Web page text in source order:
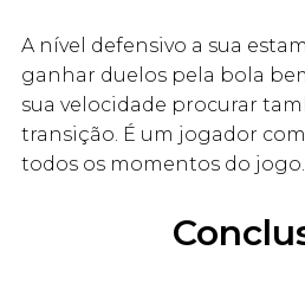
A nível defensivo a sua
ganhar duelos pela bola
sua velocidade procurar
transição. É um jogador
todos os momentos do jogo.